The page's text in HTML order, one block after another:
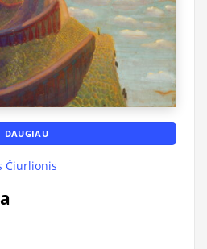
DAUGIAU
Čiurlionis